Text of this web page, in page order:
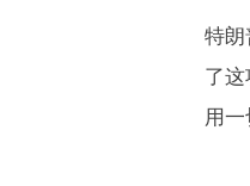
特朗
了
用一